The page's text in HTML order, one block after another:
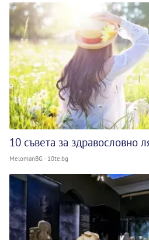
10 съвета за здравословно
MelomanBG - 10te.bg